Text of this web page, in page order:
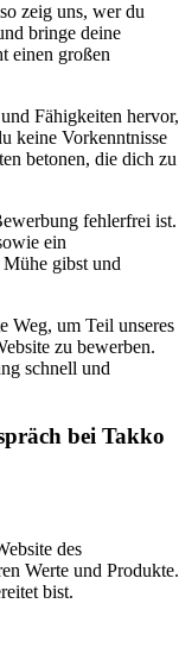
zeig uns, wer du
bringe deine
einen großen
Fähigkeiten hervor,
keine Vorkenntnisse
betonen, die dich zu
fehlerfrei ist.
ein
Mühe gibst und
Weg, um Teil unseres
zu bewerben.
schnell und
bei Takko
des
Werte und Produkte.
bist.